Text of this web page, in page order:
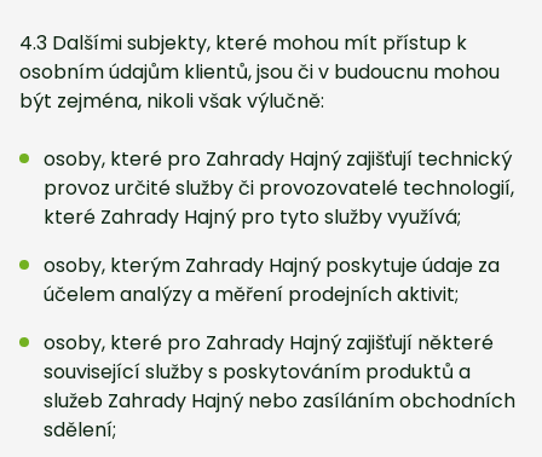
4.3 Dalšími subjekty, které mohou mít přístup k
osobním údajům klientů, jsou či v budoucnu mohou
být zejména, nikoli však výlučně:
osoby, které pro Zahrady Hajný zajišťují technický
provoz určité služby či provozovatelé technologií,
které Zahrady Hajný pro tyto služby využívá;
osoby, kterým Zahrady Hajný poskytuje údaje za
účelem analýzy a měření prodejních aktivit;
osoby, které pro Zahrady Hajný zajišťují některé
související služby s poskytováním produktů a
služeb Zahrady Hajný nebo zasíláním obchodních
sdělení;